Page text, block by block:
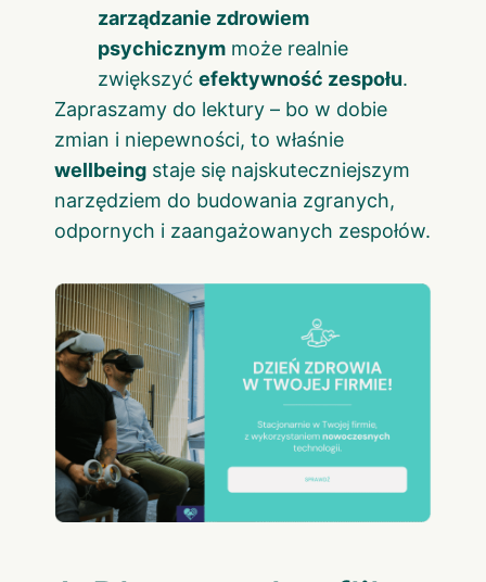
zarządzanie zdrowiem
psychicznym może realnie
zwiększyć efektywność zespołu.
Zapraszamy do lektury – bo w dobie
zmian i niepewności, to właśnie
wellbeing staje się najskuteczniejszym
narzędziem do budowania zgranych,
odpornych i zaangażowanych zespołów.